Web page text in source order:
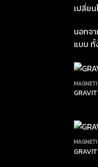
เปลี่ย
นอกจ
แบบ ทั้